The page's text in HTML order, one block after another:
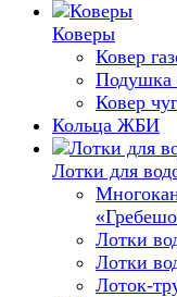
Коверы
Ковер
Подушка
Ковер
Кольца ЖБИ
Лотки для
Лотки
Лотки
Лоток-